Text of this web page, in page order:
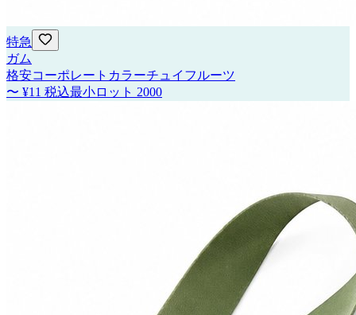
特急
ガム
格安コーポレートカラーチュイフルーツ
〜 ¥11 税込最小ロット 2000